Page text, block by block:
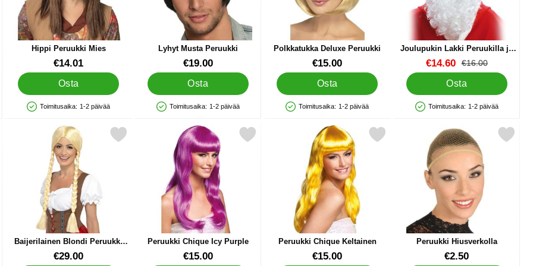
Hippi Peruukki Mies
Tuote.nro 38312€14.01
Osta
Saatavuus: Varastossa
Toimitusaika: 1-2 päivää
Lyhyt Musta Peruukki
Tuote.nro 15612€19.00
Osta
Saatavuus: Varastossa
Toimitusaika: 1-2 päivää
Polkkatukka Deluxe Peruukki
Tuote.nro 1108€15.00
Osta
Saatavuus: Varastossa
Toimitusaika: 1-2 päivää
Joulupukin Lakki Peruukilla ja
Parralla
Tuote.nro 9649
uusi hinta
€14.60 vanha hinta
€16.00
Osta
Saatavuus: Varastossa
Toimitusaika: 1-2 päivää
Blondi suosikiksi
Baijerilainen Blondi Peruukki
Leteillä
Tuote.nro 13148€29.00
Merkitse baijerilainen Blondi Peruukki Leteillä suosikiksi
Peruukki Chique Icy Purple
Tuote.nro 19434€15.00
Merkitse peruukki Chique Icy Purple suosikiksi
Peruukki Chique Keltainen
Tuote.nro 19438€15.00
Merkitse peruukki Chique Keltainen suosikiksi
Peruukki Hiusverkolla
Tuote.nro 7796€2.50
Merkitse peruukki